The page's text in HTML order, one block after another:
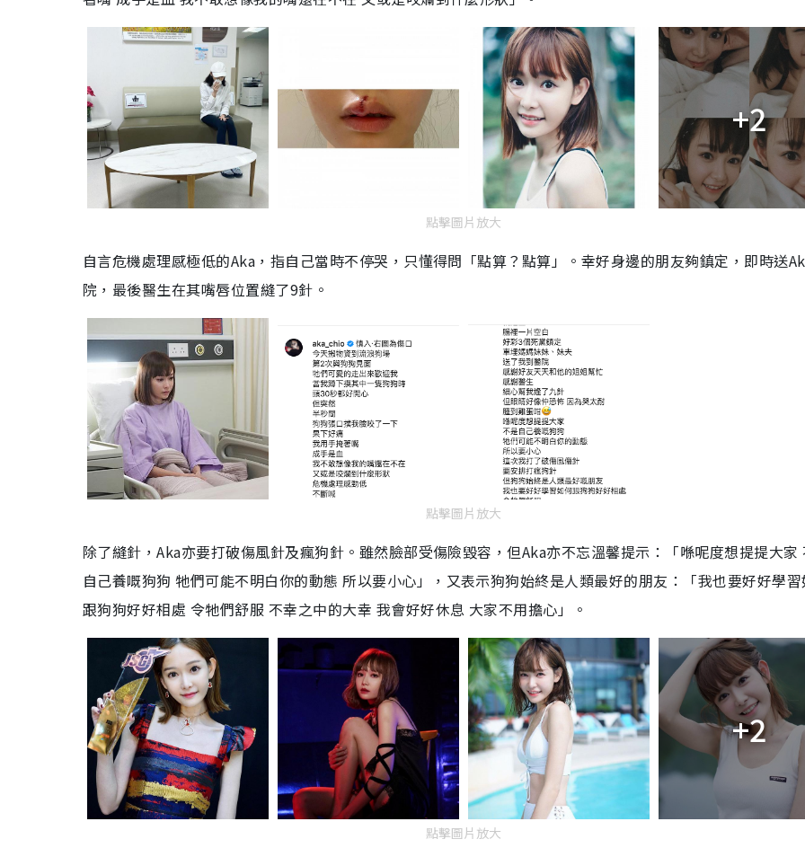
+2
點擊圖片放大
自言危機處理感極低的Aka，指自己當時不停哭，只懂得問「點算？點算」。幸好身邊的朋友夠鎮定，即時送
院，最後醫生在其嘴唇位置縫了9針。
點擊圖片放大
除了縫針，Aka亦要打破傷風針及瘋狗針。雖然臉部受傷險毀容，但Aka亦不忘溫馨提示：「喺呢度想提提大家
自己養嘅狗狗 牠們可能不明白你的動態 所以要小心」，又表示狗狗始終是人類最好的朋友：「我也要好好學
跟狗狗好好相處 令牠們舒服 不幸之中的大幸 我會好好休息 大家不用擔心」。
+2
點擊圖片放大